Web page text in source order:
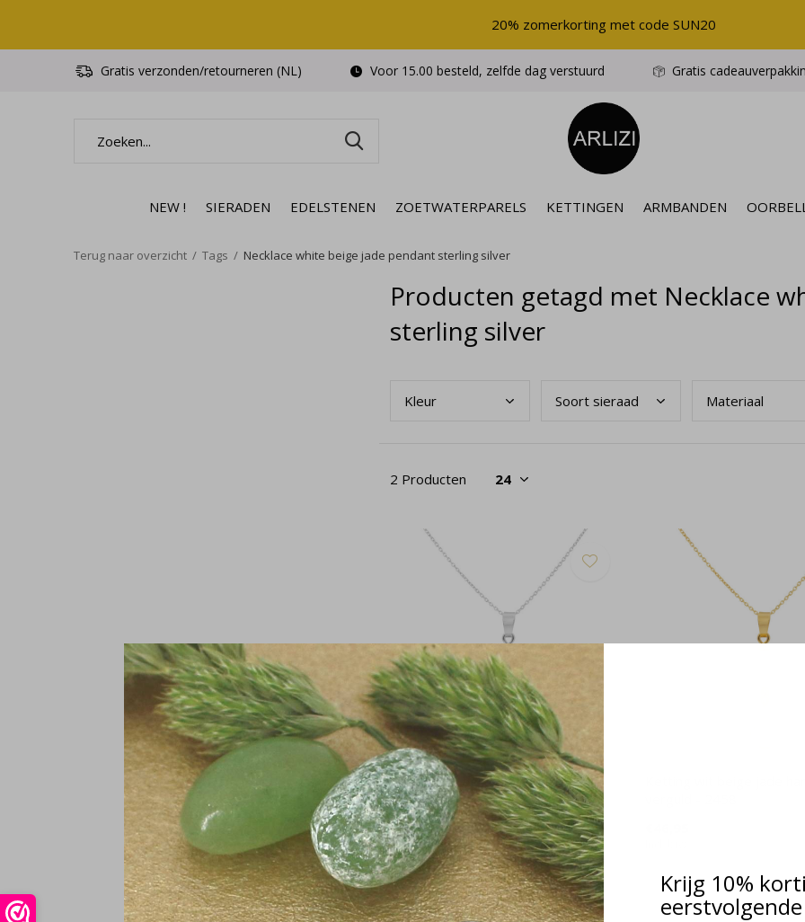
Krijg 10%
NEW ! SIERADEN EDELSTENEN ZOETWATERPARELS KETTINGEN ARMBANDEN
Gratis verzonden/retourneren (NL) Voor 15.00 besteld, zelfde dag verstuurd Gratis
20% zomerkorting met code SUN20
Terug naar overzicht Tags Necklace white beige jade pendant sterling silver
Producten getagd met Necklace
sterling silver
Kleur Soort sieraad Materiaal
2 Producten
Ketting wit beige jade hanger 925
zilver - 2456
€42,95
Incl. btw